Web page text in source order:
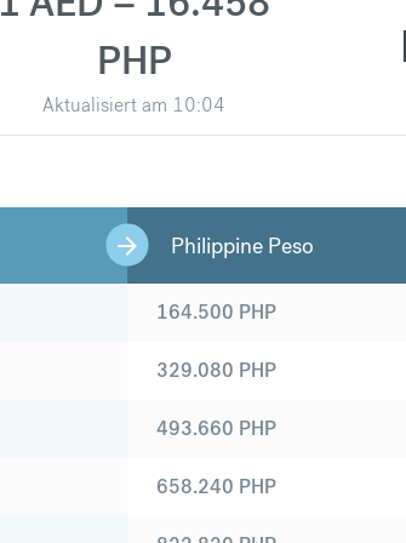
PHP
Aktualisiert am 10:04
Philippine Peso
164.500 PHP
329.080 PHP
493.660 PHP
658.240 PHP